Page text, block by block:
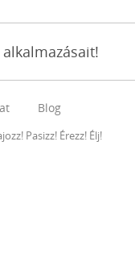
Blog
Pasizz! Érezz! Élj!